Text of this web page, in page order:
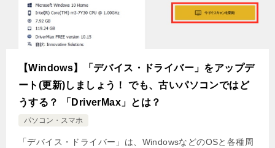
【Windows】「デバイス・ドライバー」をアップデ
ート(更新)しましょう！ でも、古いパソコンではど
うする？ 「DriverMax」とは？
パソコン・スマホ
「デバイス・ドライバー」は、WindowsなどのOSと各種周